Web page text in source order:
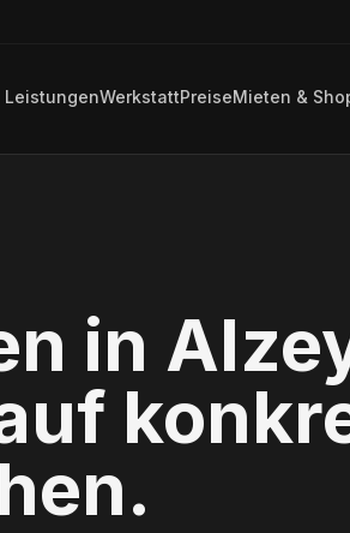
LeistungenWerkstattPreiseMieten &
in